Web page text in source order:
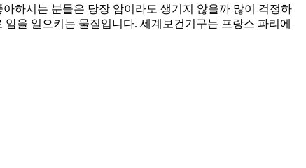
하시는 분들은 당장 암이라도 생기지 않을까 많이 걱정하
을 일으키는 물질입니다. 세계보건기구는 프랑스 파리에